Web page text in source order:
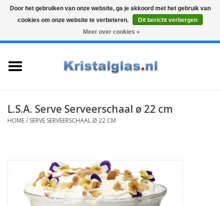
Graveren
Karaffen
Cadeaus
L.S.A. Serve Serveerschaal ø 22 cm
HOME/ SERVE SERVEERSCHAAL Ø 22 CM
Door het gebruiken van onze website, ga je akkoord met het gebruik van
cookies om onze website te verbeteren.
Dit bericht verbergen
Meer over cookies »